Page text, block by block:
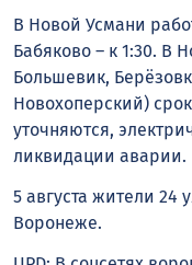
В Новой Усмани
Бабяково – к 1:30. В
Большевик,
Новохоперский)
уточняются,
ликвидации аварии.
5 августа жители 24
Воронеже.